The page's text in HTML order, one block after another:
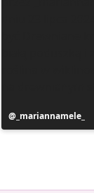
Post
opublikowany
_mariannamele_